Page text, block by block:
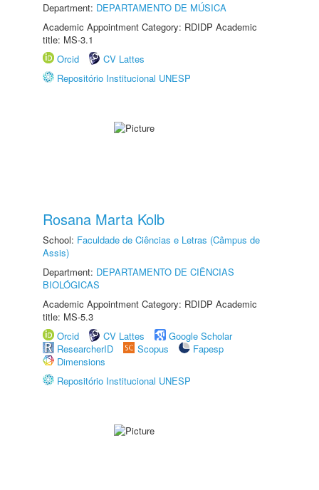
Department: DEPARTAMENTO DE MÚSICA
Academic Appointment Category: RDIDP Academic
title: MS-3.1
Orcid
CV Lattes
Repositório Institucional UNESP
Rosana Marta Kolb
School: Faculdade de Ciências e Letras (Câmpus de
Assis)
Department: DEPARTAMENTO DE CIÊNCIAS
BIOLÓGICAS
Academic Appointment Category: RDIDP Academic
title: MS-5.3
Orcid
CV Lattes
Google Scholar
ResearcherID
Scopus
Fapesp
Dimensions
Repositório Institucional UNESP